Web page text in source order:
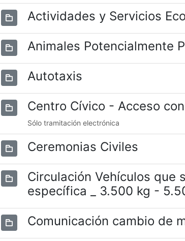
Actividades y Servicios
Animales Potencialmente
Autotaxis
Centro Cívico - Acceso
Sólo tramitación electrónica
Ceremonias Civiles
Circulación Vehículos que
específica _ 3.500 kg -
Comunicación cambio de